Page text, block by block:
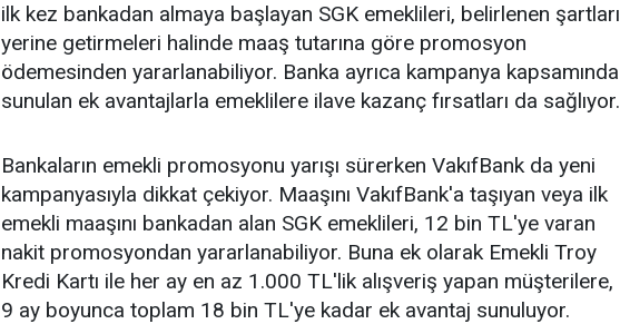
ilk kez bankadan almaya başlayan SGK emeklileri, belirlenen şartları
yerine getirmeleri halinde maaş tutarına göre promosyon
ödemesinden yararlanabiliyor. Banka ayrıca kampanya kapsamında
sunulan ek avantajlarla emeklilere ilave kazanç fırsatları da sağlıyor.
Bankaların emekli promosyonu yarışı sürerken VakıfBank da yeni
kampanyasıyla dikkat çekiyor. Maaşını VakıfBank'a taşıyan veya ilk
emekli maaşını bankadan alan SGK emeklileri, 12 bin TL'ye varan
nakit promosyondan yararlanabiliyor. Buna ek olarak Emekli Troy
Kredi Kartı ile her ay en az 1.000 TL'lik alışveriş yapan müşterilere,
9 ay boyunca toplam 18 bin TL'ye kadar ek avantaj sunuluyor.